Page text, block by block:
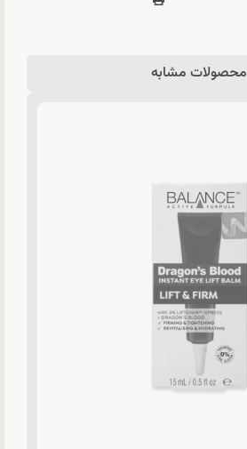
محصولات مشابه